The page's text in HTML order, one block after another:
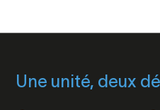
Une unité, deux